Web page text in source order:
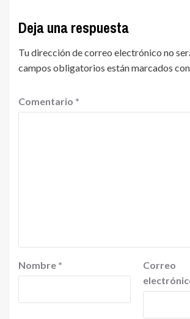
Deja una respuesta
Tu dirección de correo electrónico no
campos obligatorios están marcados con
Comentario *
Nombre *
Correo